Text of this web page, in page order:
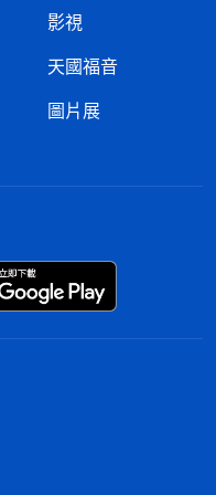
影視
天國福音
圖片展